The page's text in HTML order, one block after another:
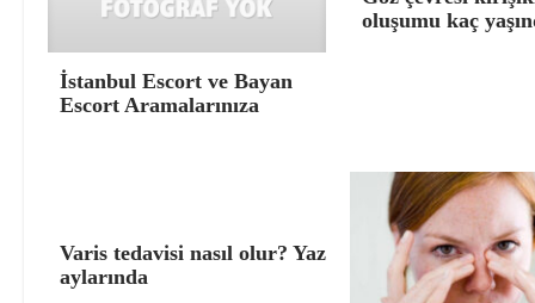
İstanbul Escort ve Bayan
Escort Aramalarınıza
oluşumu kaç
Varis tedavisi nasıl olur? Yaz
aylarında